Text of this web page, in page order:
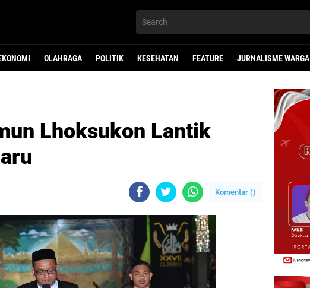
OLAHRAGA POLITIK KESEHATAN FEATURE JURNALISME WARGA
Lhoksukon Lantik
Komentar ()